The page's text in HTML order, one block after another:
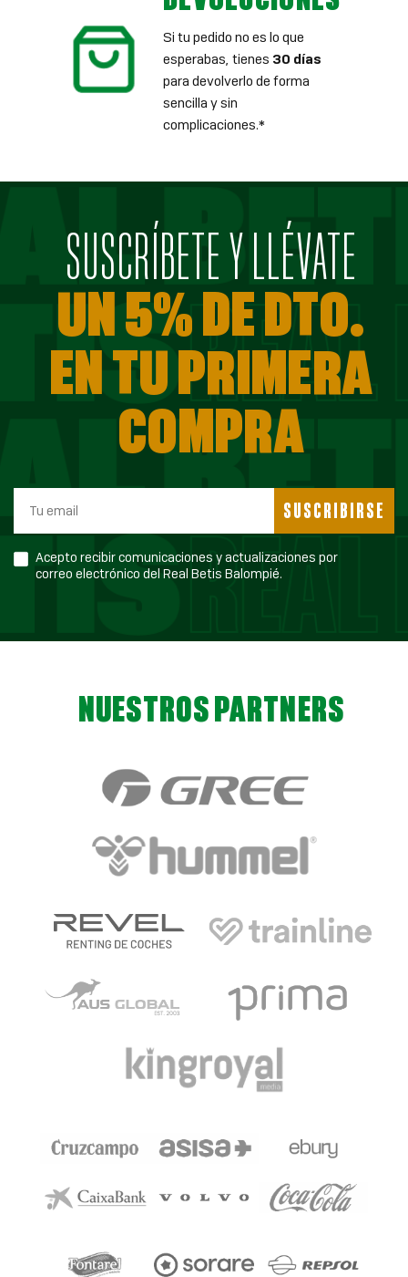
Si tu pedido no es lo que
esperabas, tienes 30 días
para devolverlo de forma
sencilla y sin
complicaciones.*
SUSCRÍBETE Y LLÉVATE
UN 5% DE DTO.
EN TU PRIMERA
COMPRA
SUSCRIBIRSE
Acepto recibir comunicaciones y actualizaciones por
correo electrónico del Real Betis Balompié.
NUESTROS PARTNERS